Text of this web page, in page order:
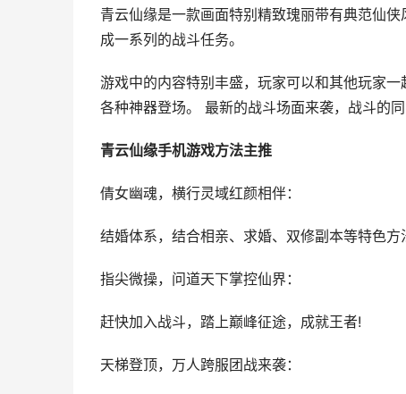
青云仙缘是一款画面特别精致瑰丽带有典范仙
成一系列的战斗任务。
游戏中的内容特别丰盛，玩家可以和其他玩家
各种神器登场。 最新的战斗场面来袭，战斗的
青云仙缘手机游戏方法主推
倩女幽魂，横行灵域红颜相伴：
结婚体系，结合相亲、求婚、双修副本等特色方
指尖微操，问道天下掌控仙界：
赶快加入战斗，踏上巅峰征途，成就王者!
天梯登顶，万人跨服团战来袭：